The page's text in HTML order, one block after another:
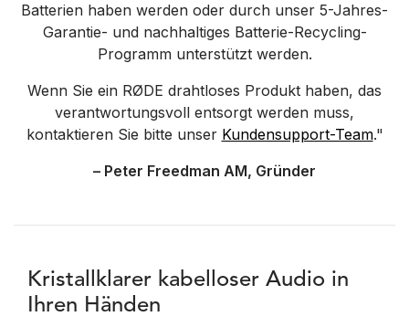
Batterien haben werden oder durch unser 5-Jahres-
Garantie- und nachhaltiges Batterie-Recycling-
Programm unterstützt werden.
Wenn Sie ein RØDE drahtloses Produkt haben, das
verantwortungsvoll entsorgt werden muss,
kontaktieren Sie bitte unser Kundensupport-Team."
– Peter Freedman AM, Gründer
Kristallklarer kabelloser Audio in
Ihren Händen